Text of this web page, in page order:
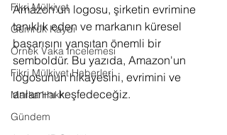
Fikri Mülkiyet
Gümrük Kaydı
Örnek Vaka İncelemesi
Fikri Mülkiyet Haberleri
Marka Hakkı
Gündem
Amazon'un logosu, şirketin evrimine
tanıklık eden ve markanın küresel
başarısını yansıtan önemli bir
semboldür. Bu yazıda, Amazon'un
logosunun hikayesini, evrimini ve
anlamını keşfedeceğiz.